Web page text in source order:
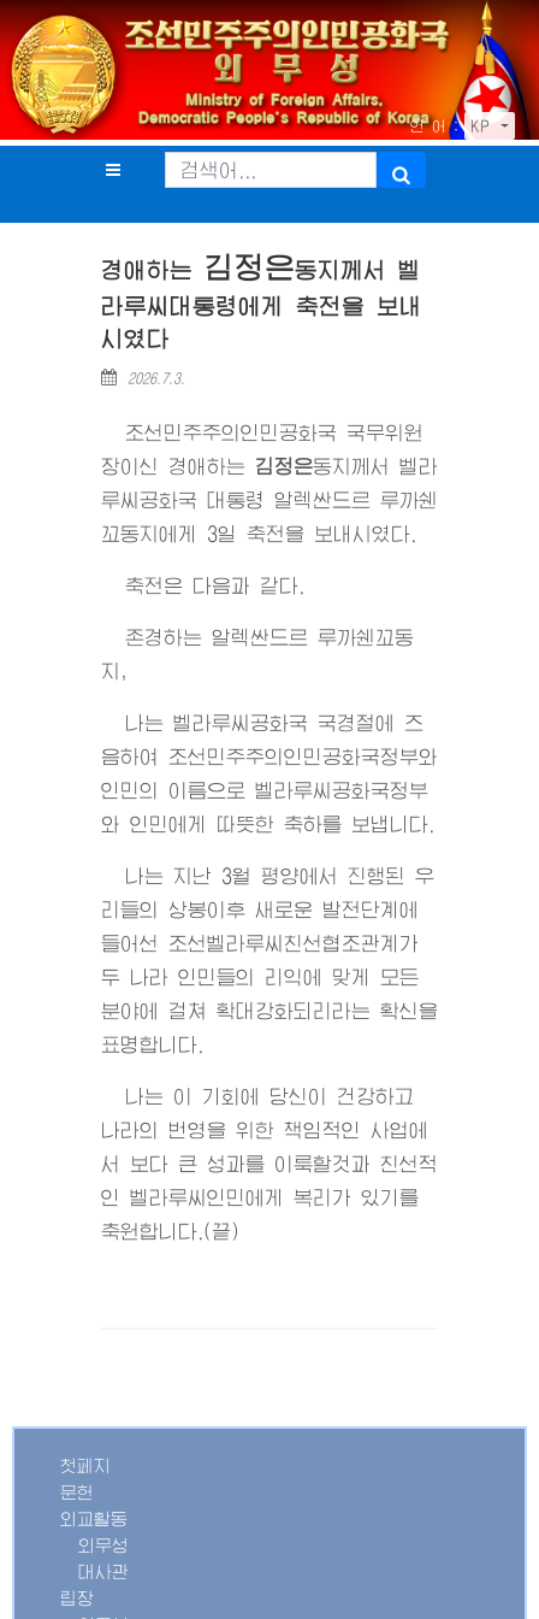
언 어 : KP
경애하는 김정은동지 께서 벨
라루씨대통령에게 축전을 보내
시였다
2026.7.3.
조선민주주의인민공화국 국무위원
장이신 경애하는 김정은동지 께서 벨라
루씨공화국 대통령 알렉싼드르 루까쉔
꼬동지에게 3일 축전을 보내시였다.
축전은 다음과 같다.
존경하는 알렉싼드르 루까쉔꼬동
지,
나는 벨라루씨공화국 국경절에 즈
음하여 조선민주주의인민공화국정부와
인민의 이름으로 벨라루씨공화국정부
와 인민에게 따뜻한 축하를 보냅니다.
나는 지난 3월 평양에서 진행된 우
리들의 상봉이후 새로운 발전단계에
들어선 조선벨라루씨친선협조관계가
두 나라 인민들의 리익에 맞게 모든
분야에 걸쳐 확대강화되리라는 확신을
표명합니다.
나는 이 기회에 당신이 건강하고
나라의 번영을 위한 책임적인 사업에
서 보다 큰 성과를 이룩할것과 친선적
인 벨라루씨인민에게 복리가 있기를
축원합니다.(끝)
첫페지
문헌
외교활동
외무성
대사관
립장